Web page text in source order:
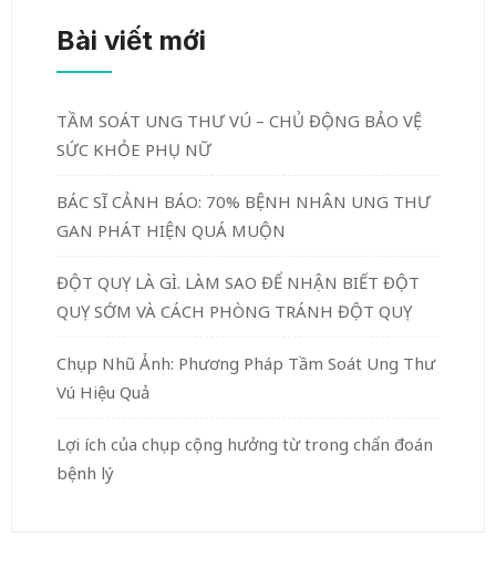
Bài viết mới
TẦM SOÁT UNG THƯ VÚ – CHỦ ĐỘNG BẢO VỆ
SỨC KHỎE PHỤ NỮ
BÁC SĨ CẢNH BÁO: 70% BỆNH NHÂN UNG THƯ
GAN PHÁT HIỆN QUÁ MUỘN
ĐỘT QUỴ LÀ GÌ. LÀM SAO ĐỂ NHẬN BIẾT ĐỘT
QUỴ SỚM VÀ CÁCH PHÒNG TRÁNH ĐỘT QUỴ
Chụp Nhũ Ảnh: Phương Pháp Tầm Soát Ung Thư
Vú Hiệu Quả
Lợi ích của chụp cộng hưởng từ trong chẩn đoán
bệnh lý